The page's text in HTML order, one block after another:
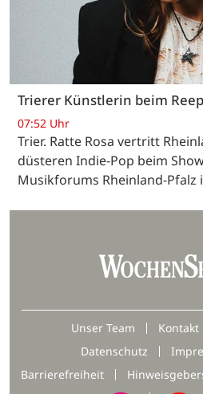
Trierer Künstlerin beim
07:52 Uhr
Trier. Ratte Rosa vertritt
düsteren Indie-Pop beim
Musikforums Rheinland-Pfalz
Unser Team Kontakt
Datenschutz
Barrierefreiheit